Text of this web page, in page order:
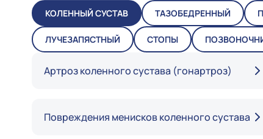
КОЛЕННЫЙ СУСТАВ ТАЗОБЕДРЕННЫЙ
ЛУЧЕЗАПЯСТНЫЙ СТОПЫ
Артроз коленного сустава (гонартроз)
Повреждения менисков коленного сустава